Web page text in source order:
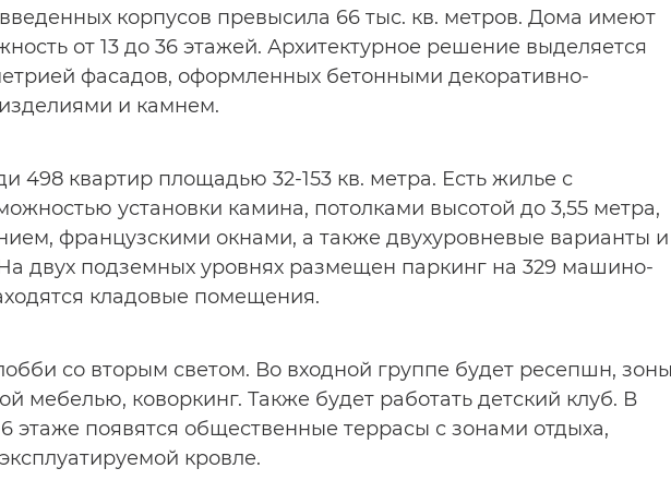
корпусов превысила 66 тыс. кв. метров. Дома имеют
от 13 до 36 этажей. Архитектурное решение выделяется
фасадов, оформленных бетонными декоративно-
и камнем.
498 квартир площадью 32-153 кв. метра. Есть жилье с
установки камина, потолками высотой до 3,55 метра,
французскими окнами, а также двухуровневые варианты
двух подземных уровнях размещен паркинг на 329 машино-
кладовые помещения.
со вторым светом. Во входной группе будет ресепшн,
мебелью, коворкинг. Также будет работать детский клуб. В
этаже появятся общественные террасы с зонами отдыха,
кровле.